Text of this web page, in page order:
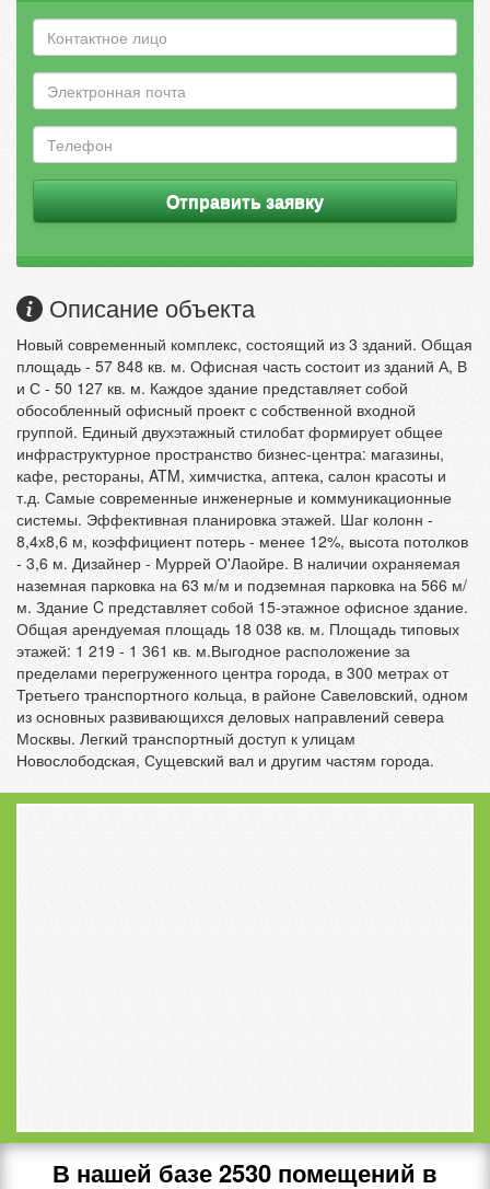
Отправить заявку
Описание объекта
Новый современный комплекс, состоящий из 3 зданий. Общая
площадь - 57 848 кв. м. Офисная часть состоит из зданий А, В
и С - 50 127 кв. м. Каждое здание представляет собой
обособленный офисный проект с собственной входной
группой. Единый двухэтажный стилобат формирует общее
инфраструктурное пространство бизнес-центра: магазины,
кафе, рестораны, ATM, химчистка, аптека, салон красоты и
т.д. Самые современные инженерные и коммуникационные
системы. Эффективная планировка этажей. Шаг колонн -
8,4х8,6 м, коэффициент потерь - менее 12%, высота потолков
- 3,6 м. Дизайнер - Муррей О'Лаойре. В наличии охраняемая
наземная парковка на 63 м/м и подземная парковка на 566 м/
м. Здание C представляет собой 15-этажное офисное здание.
Общая арендуемая площадь 18 038 кв. м. Площадь типовых
этажей: 1 219 - 1 361 кв. м.Выгодное расположение за
пределами перегруженного центра города, в 300 метрах от
Третьего транспортного кольца, в районе Савеловский, одном
из основных развивающихся деловых направлений севера
Москвы. Легкий транспортный доступ к улицам
Новослободская, Сущевский вал и другим частям города.
В нашей базе2530 помещений в